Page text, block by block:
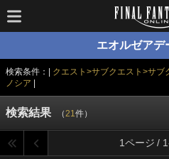
エオルゼアデ
検索条件：| クエスト>サブクエスト>サブ
ノシア
検索結果 （21件）
1ページ /